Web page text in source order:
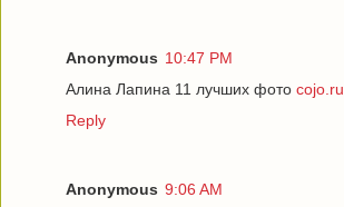
Anonymous 10:47 PM
Алина Лапина 11 лучших фото cojo.ru
Reply
Anonymous 9:06 AM